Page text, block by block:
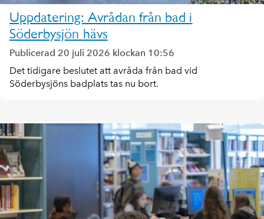
Uppdatering: Avrådan från bad i
Söderbysjön hävs
Publicerad 20 juli 2026 klockan 10:56
Det tidigare beslutet att avråda från bad vid
Söderbysjöns badplats tas nu bort.